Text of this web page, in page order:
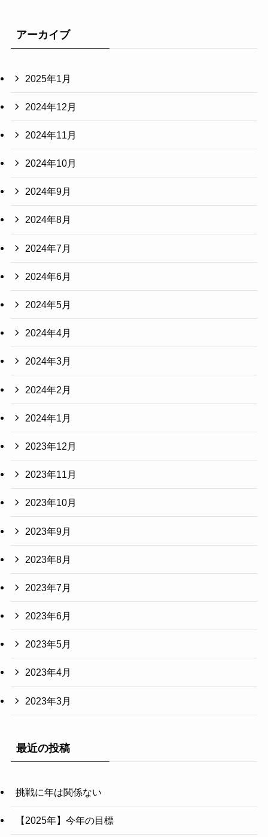
アーカイブ
2025年1月
2024年12月
2024年11月
2024年10月
2024年9月
2024年8月
2024年7月
2024年6月
2024年5月
2024年4月
2024年3月
2024年2月
2024年1月
2023年12月
2023年11月
2023年10月
2023年9月
2023年8月
2023年7月
2023年6月
2023年5月
2023年4月
2023年3月
最近の投稿
挑戦に年は関係ない
【2025年】今年の目標